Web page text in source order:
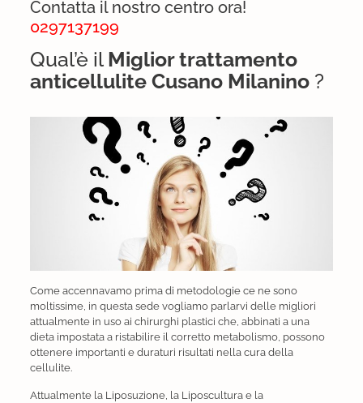
Contatta il nostro centro ora!
0297137199
Qual’è il Miglior trattamento
anticellulite Cusano Milanino ?
Come accennavamo prima di metodologie ce ne sono
moltissime, in questa sede vogliamo parlarvi delle migliori
attualmente in uso ai chirurghi plastici che, abbinati a una
dieta impostata a ristabilire il corretto metabolismo, possono
ottenere importanti e duraturi risultati nella cura della
cellulite.
Attualmente la Liposuzione, la Liposcultura e la